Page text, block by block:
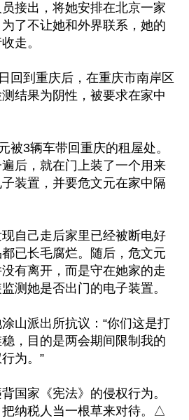
接出，将她安排在北京一家
了不让她和外界联系，她的
走。
回到重庆后，在重庆市南岸区
结果为阴性，被要求在家中
被3辆车带回重庆的租屋处。
后，就在门上装了一个用来
装置，并要危文元在家中隔
自己走后家里已经被断电好
已长毛腐烂。随后，危文元
有离开，而是守在她家的走
测她是否出门的电子装置。
山派出所抗议：“你们这是打
，目的是两会期间限制我的
为。”
国家《宪法》的侵权行为。